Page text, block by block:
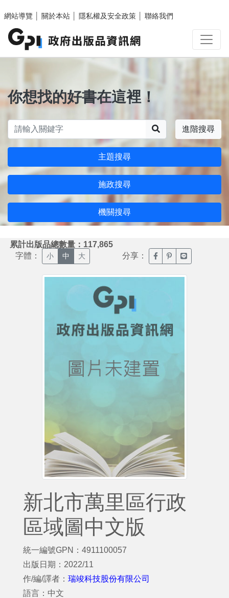
網站導覽
關於本站 隱私權及安全政策 聯絡我們
你想找的好書在這裡！
進階搜尋
主題搜尋
施政搜尋
機關搜尋
累計出版品總數量：117,865
字體： 小 中 大 分享： 臉書分享(另開新視窗)
噗浪分享(另開新
Line分享(另
新北市萬里區行政
區域圖中文版
統一編號GPN：4911100057
出版日期：2022/11
作/編/譯者： 瑞竣科技股份有限公司
語言：中文